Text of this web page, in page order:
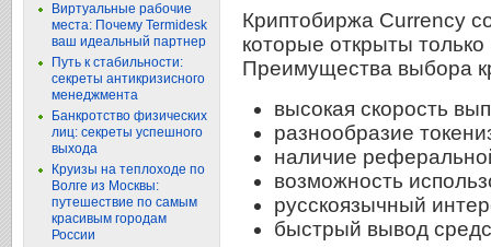
Криптобиржа Currency
которые открыты
Преимущества выбора
высокая скорость
разнообразие
наличие
возможность
русскоязычный
быстрый вывод
Виртуальные рабочие
места: Почему Termidesk
ваш идеальный партнер
Путь к стабильности:
секреты антикризисного
менеджмента
Банкротство физических
лиц: секреты успешного
выхода
Круизы на теплоходе по
Волге из Москвы:
путешествие по самым
красивым городам
России